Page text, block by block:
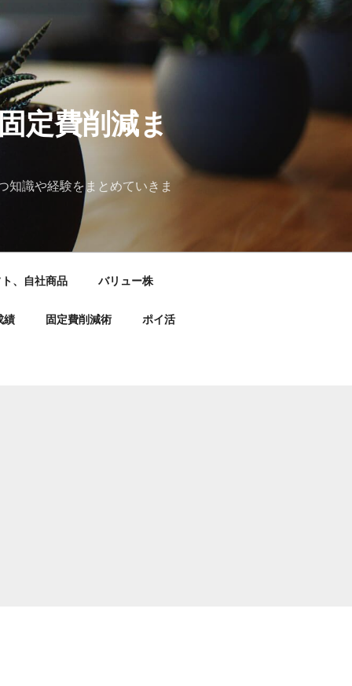
定費削減ま
知識や経験をまとめていきま
、自社商品 バリュー株
績 固定費削減術 ポイ活